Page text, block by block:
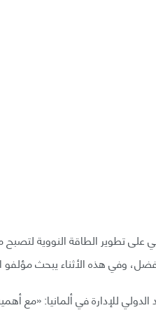
تطوير الطاقة النووية
وفي هذه الأثناء يبحث مؤلفو
للإدارة في ألمانيا: «مع